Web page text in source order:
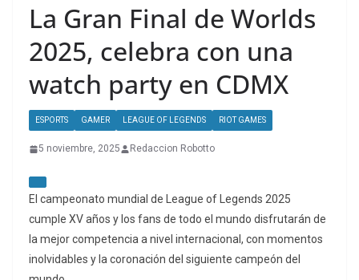
La Gran Final de Worlds
2025, celebra con una
watch party en CDMX
ESPORTS GAMER LEAGUE OF LEGENDS RIOT GAMES
5 noviembre, 2025 Redaccion Robotto
El campeonato mundial de League of Legends 2025
cumple XV años y los fans de todo el mundo disfrutarán de
la mejor competencia a nivel internacional, con momentos
inolvidables y la coronación del siguiente campeón del